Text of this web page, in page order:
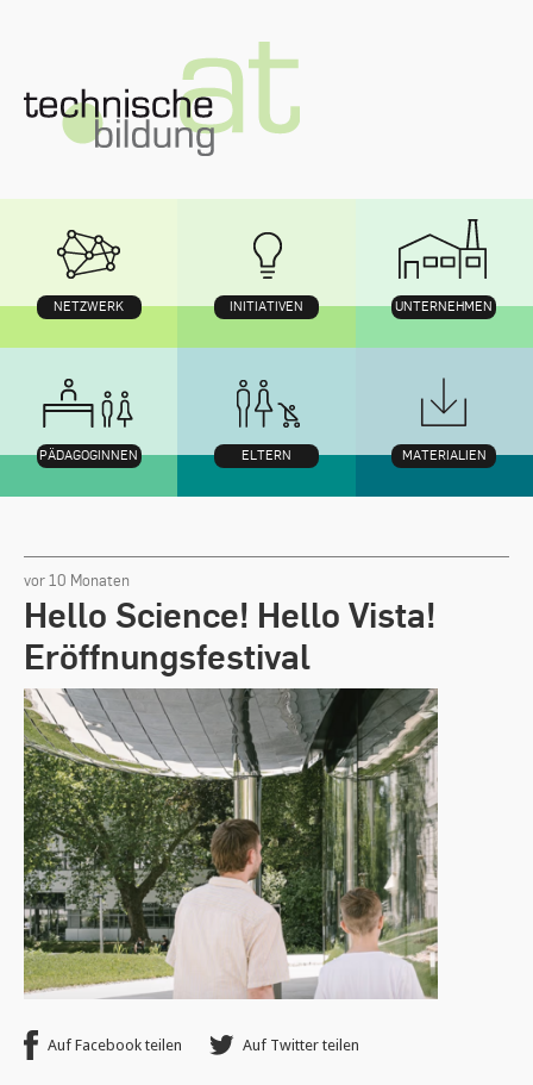
NETZWERK INITIATIVEN UNTERNEHMEN
PÄDAGOGINNEN ELTERN MATERIALIEN
oder
Anfangsbuchstabe.
Untermenüs,
wenn
vorhanden.
vor 10 Monaten
Hello Science! Hello Vista!
Eröffnungsfestival
Auf Facebook teilen Auf Twitter teilen